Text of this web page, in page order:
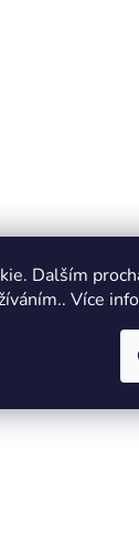
Dalším
Více